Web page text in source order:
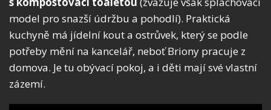
model pro snazší údržbu a pohodlí). Praktická
kuchyně má jídelní kout a ostrůvek, který se podle
potřeby mění na kancelář, neboť Briony pracuje z
domova. Je tu obývací pokoj, a i děti mají své vlastní
zázemí.